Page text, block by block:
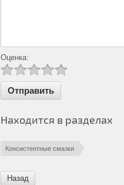
Оценка:
Находится в разделах
Консистентные смазки
Назад